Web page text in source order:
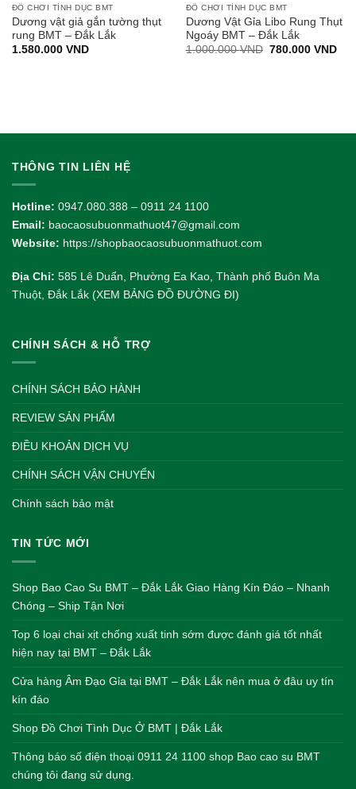
ĐỒ CHƠI TÌNH DỤC BMT
Dương vật giả gắn tường thụt
rung BMT – Đắk Lắk
1.580.000 VND
ĐỒ CHƠI TÌNH DỤC BMT
Dương Vật Gỉa Libo Rung Thụt
Ngoáy BMT – Đắk Lắk
1.000.000VND Giá
780.000 VNDGiá
THÔNG TIN LIÊN HỆ
Hotline: 0947.080.388 – 0911 24 1100
Email: baocaosubuonmathuot47@gmail.com
Website: https://shopbaocaosubuonmathuot.com
Địa Chỉ: 585 Lê Duẩn, Phường Ea Kao, Thành phố Buôn Ma
Thuột, Đắk Lắk (XEM BẢNG ĐỒ ĐƯỜNG ĐI)
CHÍNH SÁCH & HỖ TRỢ
CHÍNH SÁCH BẢO HÀNH
REVIEW SẢN PHẨM
ĐIỀU KHOẢN DỊCH VỤ
CHÍNH SÁCH VẬN CHUYỂN
Chính sách bảo mật
TIN TỨC MỚI
Shop Bao Cao Su BMT – Đắk Lắk Giao Hàng Kín Đáo – Nhanh
Chóng – Ship Tận Nơi
Top 6 loại chai xịt chống xuất tinh sớm được đánh giá tốt nhất
hiện nay tại BMT – Đắk Lắk
Cửa hàng Âm Đạo Gỉa tại BMT – Đắk Lắk nên mua ở đâu uy tín
kín đáo
Shop Đồ Chơi Tình Dục Ở BMT | Đắk Lắk
Thông báo số điện thoại 0911 24 1100 shop Bao cao su BMT
chúng tôi đang sử dụng.